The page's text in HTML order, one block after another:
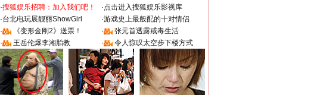
·搜狐娱乐招聘：加入我们吧！ ·点击进入搜狐娱乐影视库
·台北电玩展靓丽ShowGirl ·游戏史上最般配的十对情侣
·
《变形金刚2》送票！ ·
张元首透露戒毒生活
·
王岳伦爆李湘胎教 · 令人惊叹太空步下楼方式